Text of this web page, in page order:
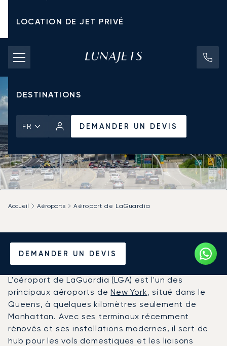
LOCATION DE JET PRIVÉ
TARIFS D'AFFRÈTEMENT
JETS PRIVÉS
DESTINATIONS
FR DEMANDER UN DEVIS
DEMANDER UN DEVIS
Accueil Aéroports Aéroport de LaGuardia
Louer un Jet Privé de/vers
l'Aéroport de LaGuardia
L'aéroport de LaGuardia (LGA) est l'un des
principaux aéroports deNew York, situé dans le
Queens, à quelques kilomètres seulement de
Manhattan. Avec ses terminaux récemment
rénovés et ses installations modernes, il sert de
hub pour les vols domestiques et les liaisons